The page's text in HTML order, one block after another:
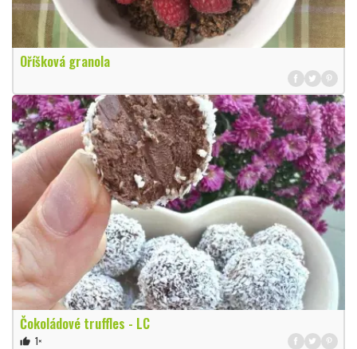
Oříšková granola
Čokoládové truffles - LC
thumb_up 1×